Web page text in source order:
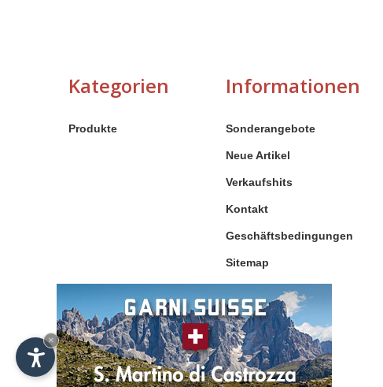
Kategorien
Produkte
Informationen
Sonderangebote
Neue Artikel
Verkaufshits
Kontakt
Geschäftsbedingungen
Sitemap
×